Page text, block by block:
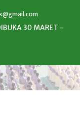
30 MARET -